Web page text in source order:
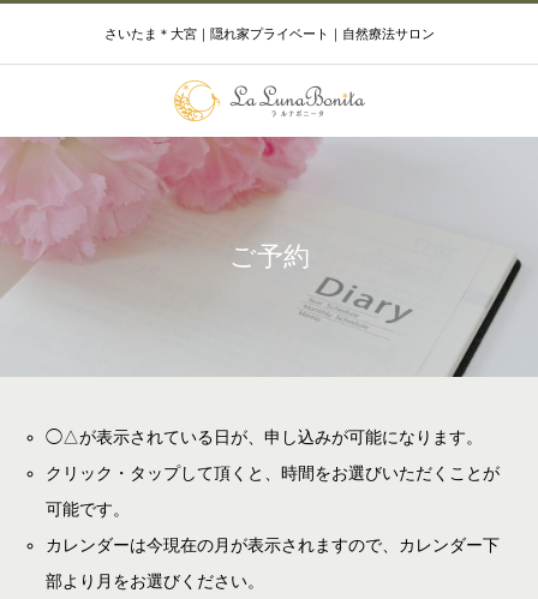
さいたま＊大宮｜隠れ家プライベート｜自然療法サロン
ご予約
◯△が表示されている日が、申し込みが可能になります。
クリック・タップして頂くと、時間をお選びいただくことが
可能です。
カレンダーは今現在の月が表示されますので、カレンダー下
部より月をお選びください。